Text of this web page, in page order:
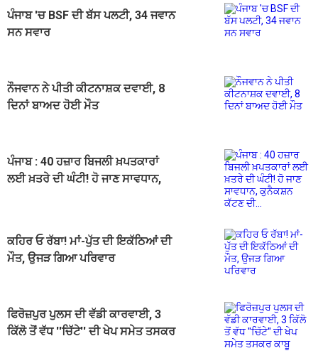
ਪੰਜਾਬ 'ਚ BSF ਦੀ ਬੱਸ ਪਲਟੀ, 34 ਜਵਾਨ
ਸਨ ਸਵਾਰ
ਨੌਜਵਾਨ ਨੇ ਪੀਤੀ ਕੀਟਨਾਸ਼ਕ ਦਵਾਈ, 8
ਦਿਨਾਂ ਬਾਅਦ ਹੋਈ ਮੌਤ
ਪੰਜਾਬ : 40 ਹਜ਼ਾਰ ਬਿਜਲੀ ਖ਼ਪਤਕਾਰਾਂ
ਲਈ ਖ਼ਤਰੇ ਦੀ ਘੰਟੀ! ਹੋ ਜਾਣ ਸਾਵਧਾਨ,
ਕਹਿਰ ਓ ਰੱਬਾ! ਮਾਂ-ਪੁੱਤ ਦੀ ਇਕੱਠਿਆਂ ਦੀ
ਮੌਤ, ਉਜੜ ਗਿਆ ਪਰਿਵਾਰ
ਫਿਰੋਜ਼ਪੁਰ ਪੁਲਸ ਦੀ ਵੱਡੀ ਕਾਰਵਾਈ, 3
ਕਿੱਲੋ ਤੋਂ ਵੱਧ ''ਚਿੱਟੇ'' ਦੀ ਖੇਪ ਸਮੇਤ ਤਸਕਰ